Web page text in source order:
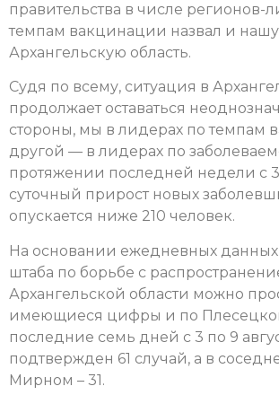
правительства в числе регионов-
темпам вакцинации назвал и нашу
Архангельскую область.
Судя по всему, ситуация в
продолжает оставаться
стороны, мы в лидерах по темпам
другой — в лидерах по
протяжении последней недели с 3
суточный прирост новых
опускается ниже 210 человек.
На основании ежедневных данных
штаба по борьбе с
Архангельской области можно
имеющиеся цифры и по
последние семь дней с 3 по 9
подтвержден 61 случай, а в
Мирном – 31.